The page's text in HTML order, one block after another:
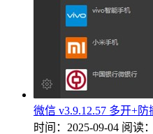
微信 v3.9.12.57 多开+
时间：2025-09-04 阅读